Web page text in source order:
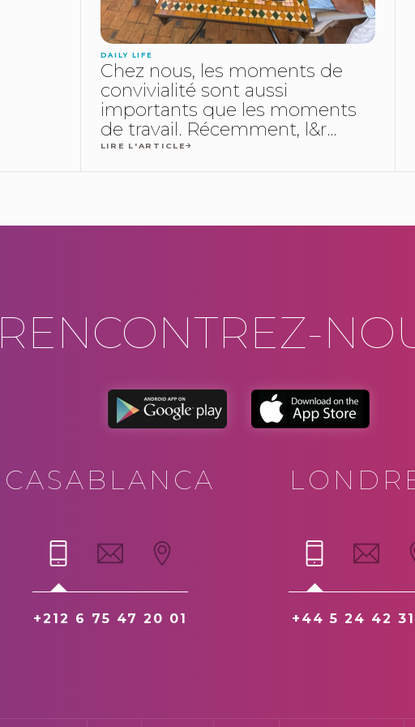
DAILY LIFE
Chez nous, les moments de
convivialité sont aussi
importants que les moments
de travail. Récemment, l&r...
LIRE L'ARTICLE
RENCONTREZ-
CASABLANCA
+212 6 75 47 20 01 +44 5 24 42